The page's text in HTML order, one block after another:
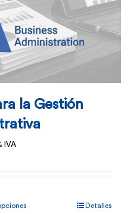
la Gestión
IVA
Detalles